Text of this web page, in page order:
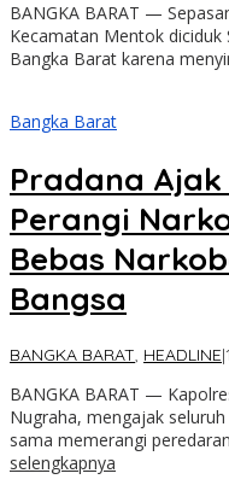
BANGKA BARAT —
Kecamatan Mentok diciduk
Bangka Barat karena
Bangka Barat
Pradana
Perangi
Bebas
Bangsa
BANGKA BARAT, HEADLINE|
BANGKA BARAT —
Nugraha, mengajak
sama memerangi
selengkapnya